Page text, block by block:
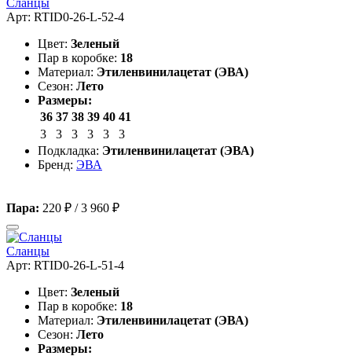
Арт: RTID0-26-L-52-4
Цвет: Зеленый
Пар в коробке: 18
Материал: Этиленвинилацетат (ЭВА)
Сезон: Лето
Размеры:
36 37 38 39 40 41
3
3 3 3 3
3
Подкладка: Этиленвинилацетат (ЭВА)
Бренд: ЭВА
Пара: 220 ₽ /3 960 ₽
Сланцы
Арт: RTID0-26-L-51-4
Цвет: Зеленый
Пар в коробке: 18
Материал: Этиленвинилацетат (ЭВА)
Сезон: Лето
Размеры: